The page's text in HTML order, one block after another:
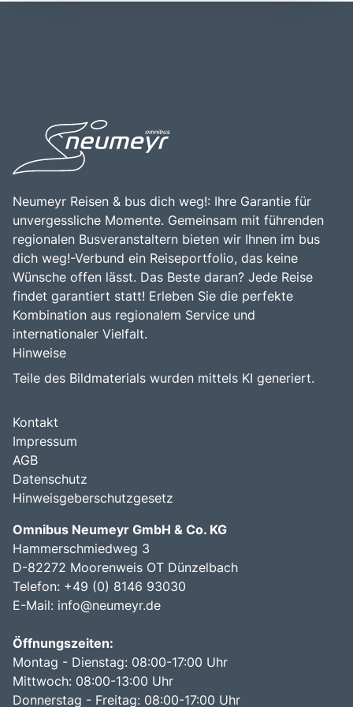
Sognefjord zu einem bereichernden Erlebnis für alle, die
die Faszination der norwegischen Natur und Kultur
entdecken möchten.
Neumeyr Reisen & bus dich weg!: Ihre Garantie für
unvergessliche Momente. Gemeinsam mit führenden
regionalen Busveranstaltern bieten wir Ihnen im bus
dich weg!-Verbund ein Reiseportfolio, das keine
Wünsche offen lässt. Das Beste daran? Jede Reise
findet garantiert statt! Erleben Sie die perfekte
Kombination aus regionalem Service und
internationaler Vielfalt.
Hinweise
Teile des Bildmaterials wurden mittels KI generiert.
Kontakt
Impressum
AGB
Datenschutz
Hinweisgeberschutzgesetz
Omnibus Neumeyr GmbH & Co. KG
Hammerschmiedweg 3
D-82272 Moorenweis OT Dünzelbach
Telefon: +49 (0) 8146 93030
E-Mail: info@neumeyr.de
Öffnungszeiten:
Montag - Dienstag: 08:00-17:00 Uhr
Mittwoch: 08:00-13:00 Uhr
Donnerstag - Freitag: 08:00-17:00 Uhr